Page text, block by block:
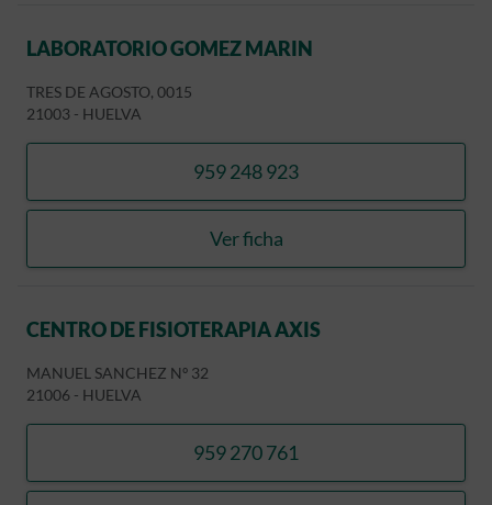
LABORATORIO GOMEZ MARIN
TRES DE AGOSTO, 0015
21003 - HUELVA
959 248 923
llamar LABORATORIO
Ver ficha
LABORATORIO GOMEZ
CENTRO DE FISIOTERAPIA AXIS
MANUEL SANCHEZ Nº 32
21006 - HUELVA
959 270 761
llamar CENTRO DE